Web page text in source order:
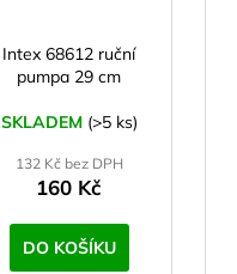
Intex 68612 ruční
pumpa 29 cm
SKLADEM (>5 ks)
132 Kč bez DPH
160 Kč
DO KOŠÍKU